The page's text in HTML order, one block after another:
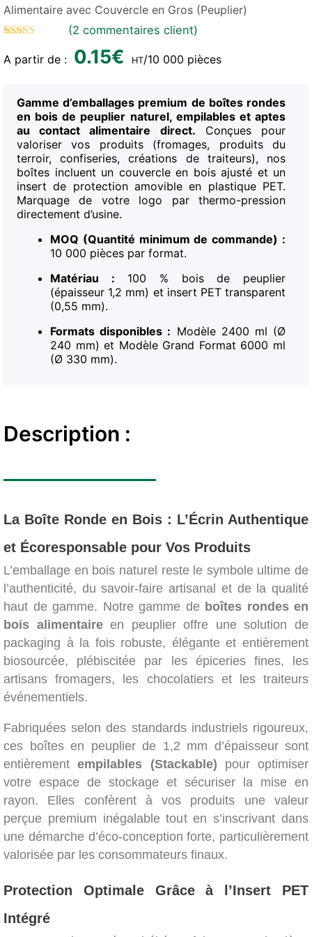
Alimentaire avec Couvercle en Gros (Peuplier)
out of 5
based on
(2 commentaires client)
A partir de : 0.15€ HT/10 000 pièces
Gamme d’emballages premium de boîtes rondes
en bois de peuplier naturel, empilables et aptes
au contact alimentaire direct. Conçues pour
valoriser vos produits (fromages, produits du
terroir, confiseries, créations de traiteurs), nos
boîtes incluent un couvercle en bois ajusté et un
insert de protection amovible en plastique PET.
Marquage de votre logo par thermo-pression
directement d’usine.
MOQ (Quantité minimum de commande) :
10 000 pièces par format.
Matériau : 100 % bois de peuplier
(épaisseur 1,2 mm) et insert PET transparent
(0,55 mm).
Formats disponibles : Modèle 2400 ml (Ø
240 mm) et Modèle Grand Format 6000 ml
(Ø 330 mm).
Description :
La Boîte Ronde en Bois : L’Écrin Authentique
et Écoresponsable pour Vos Produits
L’emballage en bois naturel reste le symbole ultime de
l’authenticité, du savoir-faire artisanal et de la qualité
haut de gamme. Notre gamme de boîtes rondes en
bois alimentaireen peuplier offre une solution de
packaging à la fois robuste, élégante et entièrement
biosourcée, plébiscitée par les épiceries fines, les
artisans fromagers, les chocolatiers et les traiteurs
événementiels.
Fabriquées selon des standards industriels rigoureux,
ces boîtes en peuplier de 1,2 mm d’épaisseur sont
entièrementempilables (Stackable) pour optimiser
votre espace de stockage et sécuriser la mise en
rayon. Elles confèrent à vos produits une valeur
perçue premium inégalable tout en s’inscrivant dans
une démarche d’éco-conception forte, particulièrement
valorisée par les consommateurs finaux.
Protection Optimale Grâce à l’Insert PET
Intégré